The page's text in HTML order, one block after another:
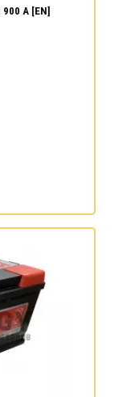
900 А [EN]